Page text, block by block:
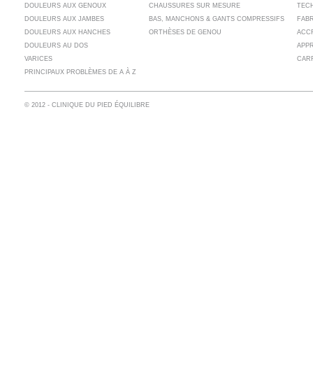
DOULEURS AUX GENOUX
DOULEURS AUX JAMBES
DOULEURS AUX HANCHES
DOULEURS AU DOS
VARICES
PRINCIPAUX PROBLÈMES DE A À Z
CHAUSSURES SUR MESURE
BAS, MANCHONS & GANTS COMPRESSIFS
ORTHÈSES DE GENOU
© 2012 - CLINIQUE DU PIED ÉQUILIBRE